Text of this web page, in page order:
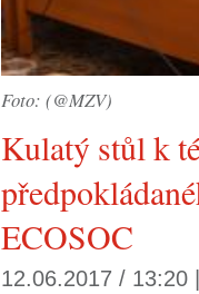
Foto: (@MZV)
Kulatý stůl k
ECOSOC
12.06.2017 / 13:20